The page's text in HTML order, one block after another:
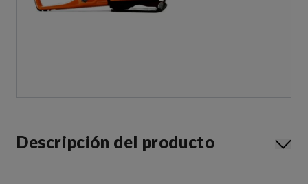
Descripción del producto